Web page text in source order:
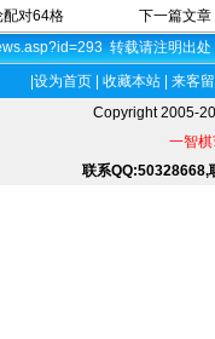
配对64格
下一篇文章
转载请注明出处
设为首页 收藏本站|
来客
Copyright 2005-
一智
联系QQ:50328668,